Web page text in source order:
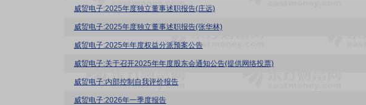
威贸电子:2025年度独立董事述职报告(庄远)
威贸电子:2025年度独立董事述职报告(张华林)
威贸电子:2025年年度权益分派预案公告
威贸电子:关于召开2025年年度股东会通知公告(提供网络投票)
威贸电子:内部控制自我评价报告
威贸电子:2026年一季度报告